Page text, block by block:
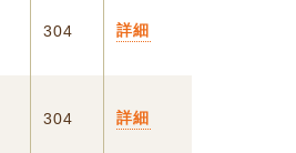
304 詳細
304 詳細